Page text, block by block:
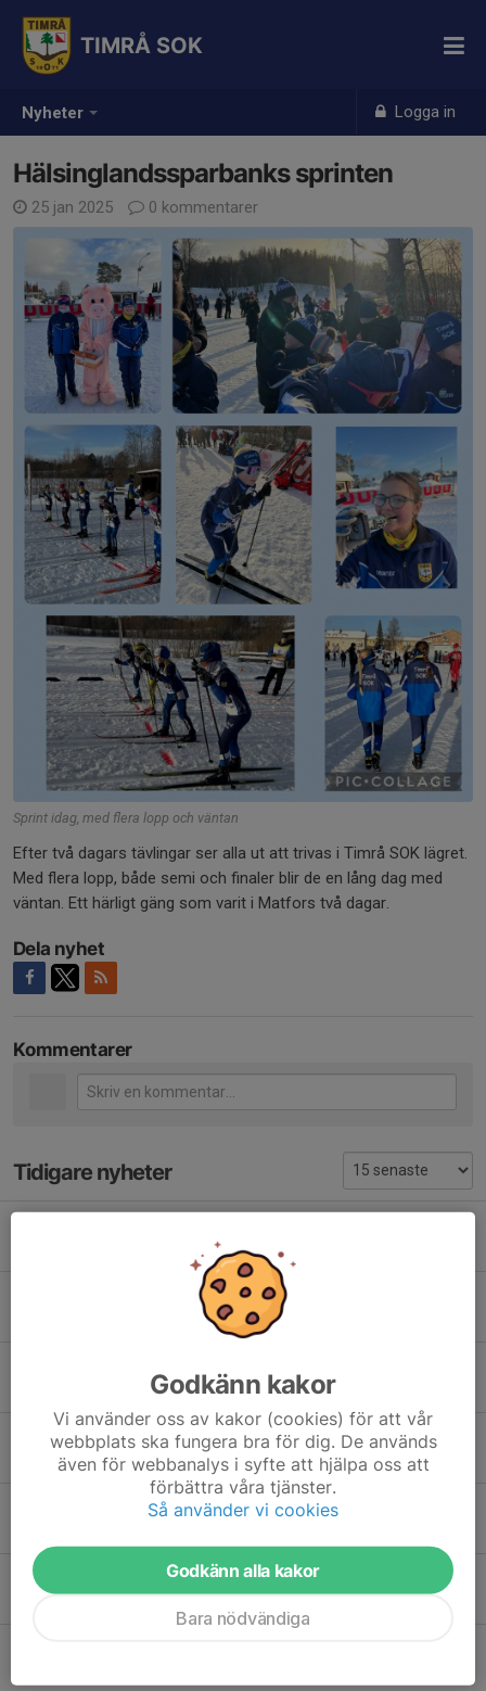
Nyheter Logga in
TIMRÅ SOK
Hälsinglandssparbanks sprinten
25 jan 2025 0 kommentarer
Sprint idag, med flera lopp och väntan
Efter två dagars tävlingar ser alla ut att trivas i Timrå SOK lägret.
Med flera lopp, både semi och finaler blir de en lång dag med
väntan. Ett härligt gäng som varit i Matfors två dagar.
Dela nyhet
Kommentarer
Tidigare nyheter
Kallelse till Intresseföreningens årsmöte 30/6!
3 jun, 22:50 0
Åstöloppet Trail
9 maj, 23:34 1
Barmarksträning
Häng på oss!
Godkänn kakor
Vi använder oss av kakor (cookies) för att vår
webbplats ska fungera bra för dig. De används
även för webbanalys i syfte att hjälpa oss att
förbättra våra tjänster.
Så använder vi cookies
Godkänn alla kakor
Bara nödvändiga